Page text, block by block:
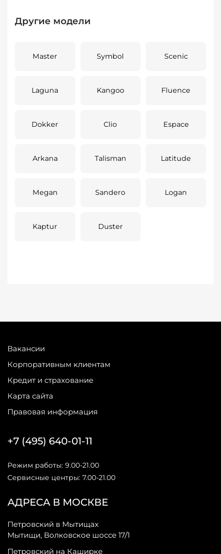
Другие модели
Master Symbol Scenic
Laguna Kangoo Fluence
Dokker Clio Espace
Arkana Talisman Latitude
Megan Sandero Logan
Kaptur Duster
Вакансии
Корпоративным клиентам
Кредит и страхование
Карта сайта
Правовая информация
АДРЕСА В МОСКВЕ
Петровский в Мытищах
Мытищи, Волковское шоссе 17/1
Петровский на Каширке
+7 (495) 640-01-11
Режим работы: 9.00-21.00
Сервисные центры: 7.00-21.00